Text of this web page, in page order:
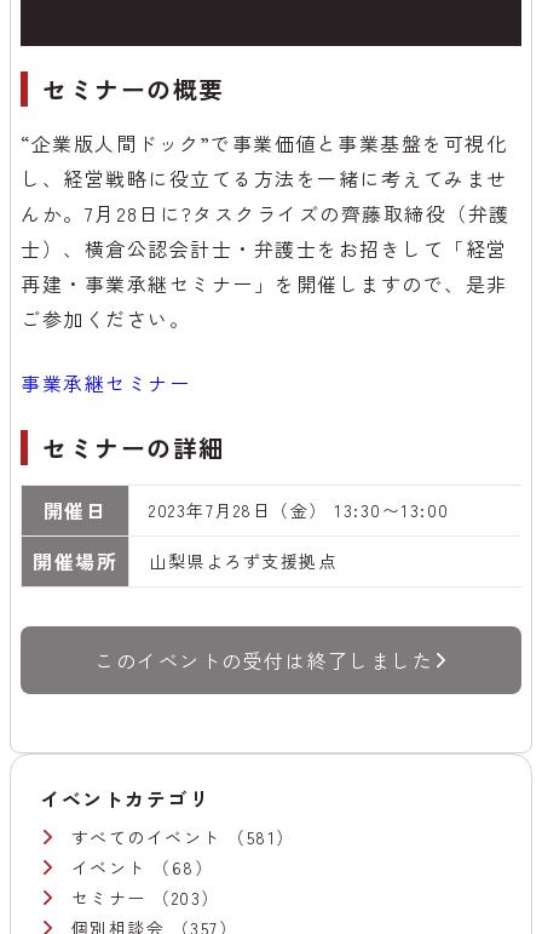
セミナーの概要
“企業版人間ドック”で事業価値と事業基盤を可視化
し、経営戦略に役立てる方法を一緒に考えてみませ
んか。7月28日に?タスクライズの齊藤取締役（弁護
士）、横倉公認会計士・弁護士をお招きして「経営
再建・事業承継セミナー」を開催しますので、是非
ご参加ください。
事業承継セミナー
セミナーの詳細
開催日 2023年7月28日（金） 13:30〜13:00
開催場所 山梨県よろず支援拠点
このイベントの受付は終了しました
イベントカテゴリ
すべてのイベント
（581）
イベント
（68）
セミナー
（203）
個別相談会
（357）